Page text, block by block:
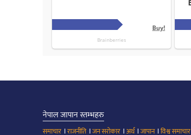
नेपाल जापान स्तम्भहरु
समाचार ।राजनीति ।जन सरोकार ।अर्थ।जापान।विश्व समाचार